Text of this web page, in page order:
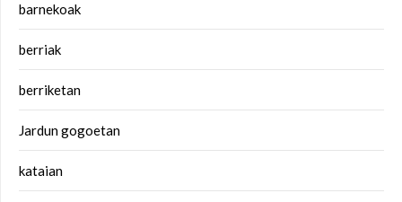
barnekoak
berriak
berriketan
Jardun gogoetan
kataian